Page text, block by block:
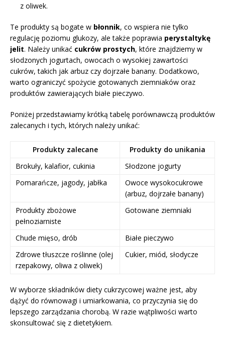
z oliwek.
Te produkty są bogate w błonnik, co wspiera nie tylko
regulację poziomu glukozy, ale także poprawia perystaltykę
jelit. Należy unikać cukrów prostych, które znajdziemy w
słodzonych jogurtach, owocach o wysokiej zawartości
cukrów, takich jak arbuz czy dojrzałe banany. Dodatkowo,
warto ograniczyć spożycie gotowanych ziemniaków oraz
produktów zawierających białe pieczywo.
Poniżej przedstawiamy krótką tabelę porównawczą produktów
zalecanych i tych, których należy unikać:
Produkty zalecane
Produkty do unikania
Brokuły, kalafior, cukinia
Słodzone jogurty
Pomarańcze, jagody, jabłka
Owoce wysokocukrowe
(arbuz, dojrzałe banany)
Produkty zbożowe
pełnoziarniste
Gotowane ziemniaki
Chude mięso, drób
Białe pieczywo
Zdrowe tłuszcze roślinne (olej
rzepakowy, oliwa z oliwek)
Cukier, miód, słodycze
W wyborze składników diety cukrzycowej ważne jest, aby
dążyć do równowagi i umiarkowania, co przyczynia się do
lepszego zarządzania chorobą. W razie wątpliwości warto
skonsultować się z dietetykiem.